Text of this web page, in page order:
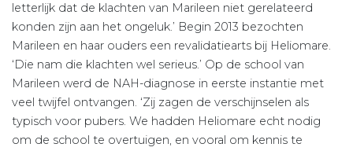
letterlijk dat de klachten van Marileen niet gerelateerd
konden zijn aan het ongeluk.’ Begin 2013 bezochten
Marileen en haar ouders een revalidatiearts bij Heliomare.
‘Die nam die klachten wel serieus.’ Op de school van
Marileen werd de NAH-diagnose in eerste instantie met
veel twijfel ontvangen. ‘Zij zagen de verschijnselen als
typisch voor pubers. We hadden Heliomare echt nodig
om de school te overtuigen, en vooral om kennis te